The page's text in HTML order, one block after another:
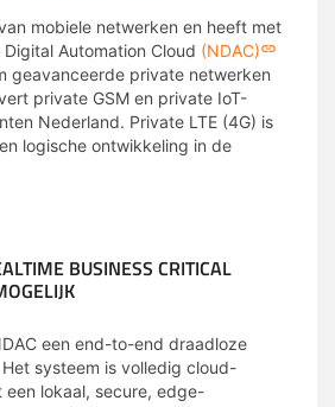
mobiele netwerken en heeft met
Automation Cloud (NDAC)
geavanceerde private netwerken
private GSM en private IoT-
Nederland. Private LTE (4G) is
logische ontwikkeling in de
BUSINESS CRITICAL
een end-to-end draadloze
systeem is volledig cloud-
een lokaal, secure, edge-